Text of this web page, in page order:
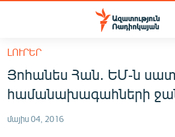
Մատչելիության
հիմնական
բովանդակությանը
Անցնել
հիմնական
մենյուին
ՔԱՂԱՔԱԿԱՆ
ԸՆՏՐՈՒԹՅՈՒՆՆԵՐ 2026
ԼՈՒՐԵՐ
Յոհանես Հան. ԵՄ-ն
համանախագահների
մայիս 04, 2016